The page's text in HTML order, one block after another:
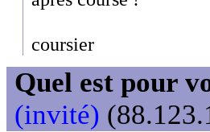
coursier
Quel est pour
(invité)